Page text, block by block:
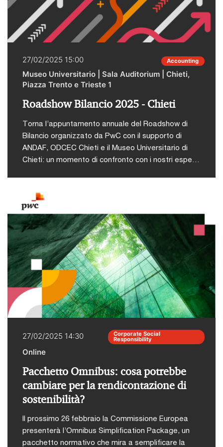
oltre oceano e le crisi geopolitiche esercitano sul
vecchio continente, dal declino demografico al
ripensamento delle catene di approvvigionamento
in un contesto di “post-globalizzazione”,
producono sul territorio europeo, italiano e sulle
imprese locali.Con la partecipazione di: Carlo
Cottarelli, EconomistaDario Fabbri, Analista
geopolitico e Direttore DominoEnrico Letta, Politico
Affairs IE University Madrid, Presidente Istituto
Jacques DelorsI posti disponibili sono esauriti.
27/02/2025 15:00 Accounting
Museo Universitario | Sala Auditorium | Chieti,
Piazza Trento e Trieste 1
Roadshow Bilancio 2025 - Chieti
Torna l’appuntamento annuale del Roadshow di
Bilancio organizzato da PwC con il supporto di
ANDAF, ODCEC Chieti e il Museo Universitario di
Chieti: un momento di confronto con i nostri esperti
nella redazione del bilancio, nonché sulle
implicazioni fiscali. La partecipazione, in presenza,
è libera e gratuita previa iscrizione.L'evento è
stato accreditato per la FPC presso l'ordine dei
Dottori Commercialisti ed Esperti Contabili di
Chieti.
27/02/2025 14:30 Corporate Social
Responsibility
Online
Pacchetto Omnibus: cosa potrebbe
cambiare per la rendicontazione di
sostenibilità?
Il prossimo 26 febbraio la Commissione Europea
presenterà l’Omnibus Simplification Package, un
pacchetto normativo che mira a semplificare la